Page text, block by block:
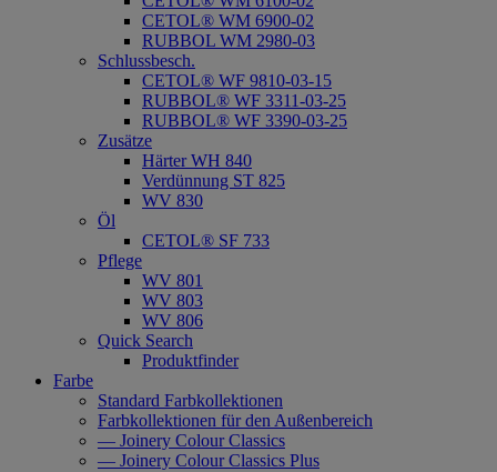
CETOL® WM 6900-02
RUBBOL WM 2980-03
Schlussbesch.
CETOL® WF 9810-03-15
RUBBOL® WF 3311-03-25
RUBBOL® WF 3390-03-25
Zusätze
Härter WH 840
Verdünnung ST 825
WV 830
Öl
CETOL® SF 733
Pflege
WV 801
WV 803
WV 806
Quick Search
Produktfinder
Farbe
Standard Farbkollektionen
Farbkollektionen für den Außenbereich
— Joinery Colour Classics
— Joinery Colour Classics Plus